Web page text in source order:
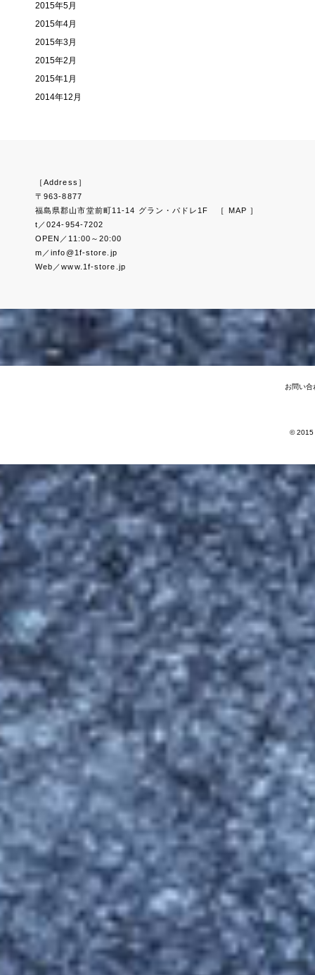
2015年5月
2015年4月
2015年3月
2015年2月
2015年1月
2014年12月
［Address］
〒963-8877
福島県郡山市堂前町11-14 グラン・パドレ1F
［ MAP ］
t／024-954-7202
OPEN／11:00～20:00
m／info@1f-store.jp
Web／www.1f-store.jp
お問い合
© 2015